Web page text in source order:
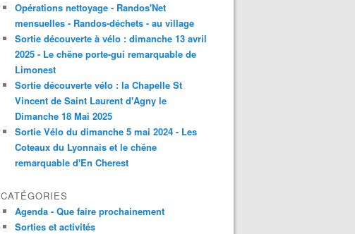
Opérations nettoyage - Randos'Net
mensuelles - Randos-déchets - au village
Sortie découverte à vélo : dimanche 13 avril
2025 - Le chêne porte-gui remarquable de
Limonest
Sortie découverte vélo : la Chapelle St
Vincent de Saint Laurent d'Agny le
Dimanche 18 Mai 2025
Sortie Vélo du dimanche 5 mai 2024 - Les
Coteaux du Lyonnais et le chêne
remarquable d'En Cherest
CATÉGORIES
Agenda - Que faire prochainement
Sorties et activités